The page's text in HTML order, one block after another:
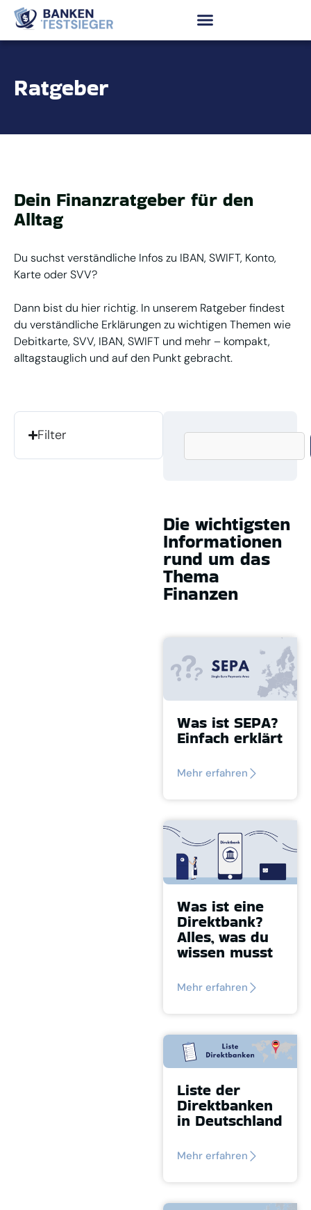
Ratgeber
Dein Finanzratgeber für den
Alltag
Du suchst verständliche Infos zu IBAN, SWIFT, Konto,
Karte oder SVV?
Dann bist du hier richtig. In unserem Ratgeber findest
du verständliche Erklärungen zu wichtigen Themen wie
Debitkarte, SVV, IBAN, SWIFT und mehr – kompakt,
alltagstauglich und auf den Punkt gebracht.
Filter
Die wichtigsten
Informationen
rund um das
Thema
Finanzen
Was ist SEPA?
Einfach erklärt
Mehr erfahren
Was ist eine
Direktbank?
Alles, was du
wissen musst
Mehr erfahren
Liste der
Direktbanken
in Deutschland
Mehr erfahren